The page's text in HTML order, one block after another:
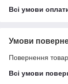
Всі умови
Умови
Повернення
Всі умови